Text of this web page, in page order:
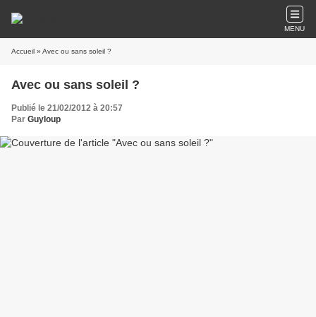
MENU
Accueil » Avec ou sans soleil ?
Avec ou sans soleil ?
Publié le 21/02/2012 à 20:57
Par Guyloup